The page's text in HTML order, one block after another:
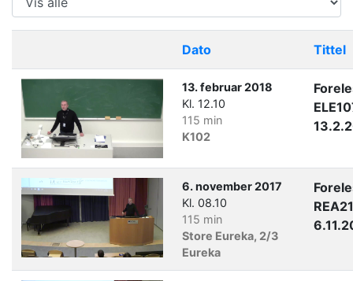
Dato Tittel
13. februar 2018
Kl. 12.10
115 min
K102
6. november 2017
Kl. 08.10
115 min
Store Eureka, 2/3
Eureka